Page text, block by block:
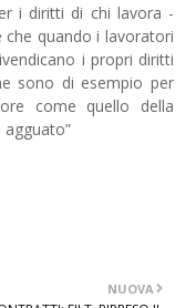
i diritti di chi lavora -
quando i lavoratori
i propri diritti
sono di esempio per
come quello della
NUOVA